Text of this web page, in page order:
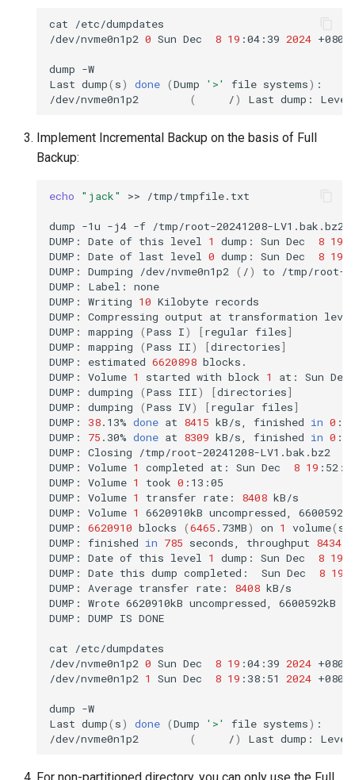
cat
/etc/dumpdates
/dev/nvme0n1p2 0 Sun Dec 8 19 :04:39 2024 +0800
dump -W
Last dump( s) done (Dump '>' file systems) :
/dev/nvme0n1p2
( /) Last dump: Level
Implement Incremental Backup on the basis of Full
Backup:
echo "jack" >> /tmp/tmpfile.txt
dump -1u -j4 -f /tmp/root-20241208-LV1.bak.bz2
DUMP:
Date of this level 1 dump: Sun Dec 8 19
DUMP:
Date of last level 0 dump: Sun Dec 8 19
DUMP:
Dumping /dev/nvme0n1p2 ( /) to
/tmp/root-
DUMP:
Label:
none
DUMP:
Writing 10 Kilobyte records
DUMP:
Compressing output at transformation level
DUMP:
mapping (Pass I) [regular files]
DUMP:
mapping (Pass II) [directories]
DUMP:
estimated 6620898 blocks.
DUMP:
Volume 1 started with block 1 at: Sun Dec
DUMP:
dumping (Pass III) [directories]
DUMP:
dumping (Pass IV) [regular files]
DUMP:
38.13% done at 8415 kB/s, finished in 0 :08
DUMP:
75 .30% done at 8309 kB/s, finished in 0 :03
DUMP:
Closing
/tmp/root-20241208-LV1.bak.bz2
DUMP:
Volume 1 completed at: Sun Dec 8 19
DUMP:
Volume 1 took 0 :13:05
DUMP:
Volume 1 transfer rate: 8408 kB/s
DUMP:
Volume 1 6620910kB uncompressed,
6600592kB
DUMP:
6620910 blocks (6465 .73MB) on 1 volume( s
DUMP:
finished in 785 seconds, throughput 8434
DUMP:
Date of this level 1 dump: Sun Dec 8 19
DUMP:
Date this dump completed: Sun Dec 8 19
DUMP:
Average transfer rate: 8408 kB/s
DUMP:
Wrote 6620910kB uncompressed, 6600592kB
DUMP:
DUMP IS DONE
cat
/etc/dumpdates
/dev/nvme0n1p2 0 Sun Dec 8 19 :04:39 2024 +0800
/dev/nvme0n1p2 1 Sun Dec 8 19 :38:51 2024 +0800
dump -W
Last dump( s) done (Dump '>' file systems) :
/dev/nvme0n1p2
( /) Last dump: Level